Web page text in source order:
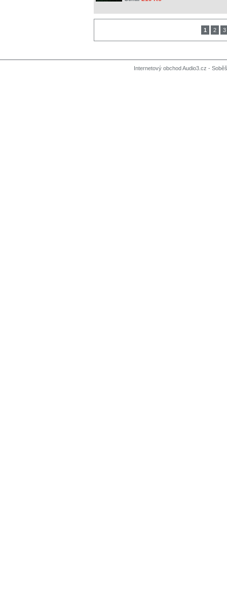
1 2 3
Internetový obchod Audio3.cz -